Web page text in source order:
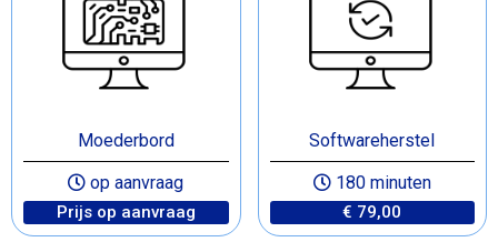
Moederbord
op aanvraag
Prijs op aanvraag
Softwareherstel
180 minuten
€ 79,00